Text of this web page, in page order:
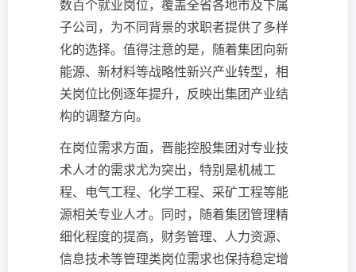
数百个就业岗位，覆盖全省各地市及下属
子公司，为不同背景的求职者提供了多样
化的选择。值得注意的是，随着集团向新
能源、新材料等战略性新兴产业转型，相
关岗位比例逐年提升，反映出集团产业结
构的调整方向。
在岗位需求方面，晋能控股集团对专业技
术人才的需求尤为突出，特别是机械工
程、电气工程、化学工程、采矿工程等能
源相关专业人才。同时，随着集团管理精
细化程度的提高，财务管理、人力资源、
信息技术等管理类岗位需求也保持稳定增